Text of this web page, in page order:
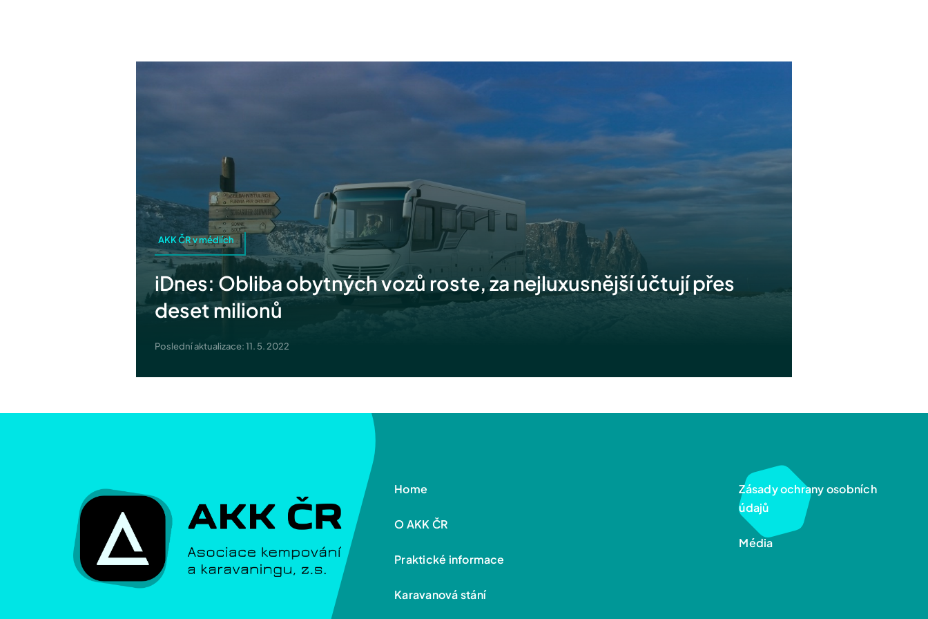
AKK ČR v médiích
iDnes: Obliba obytných vozů roste, za nejluxusnější účtují přes
deset milionů
Poslední aktualizace: 11. 5. 2022
Home
O AKK ČR
Praktické informace
Karavanová stání
Zásady ochrany osobních
údajů
Média